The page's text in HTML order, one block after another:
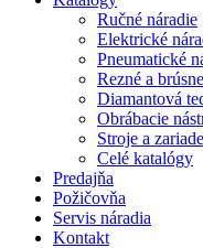
Ručné náradie
Elektrické
Pneumatické
Rezné a
Diamantová
Obrábacie
Stroje a
Celé katalógy
Predajňa
Požičovňa
Servis náradia
Kontakt